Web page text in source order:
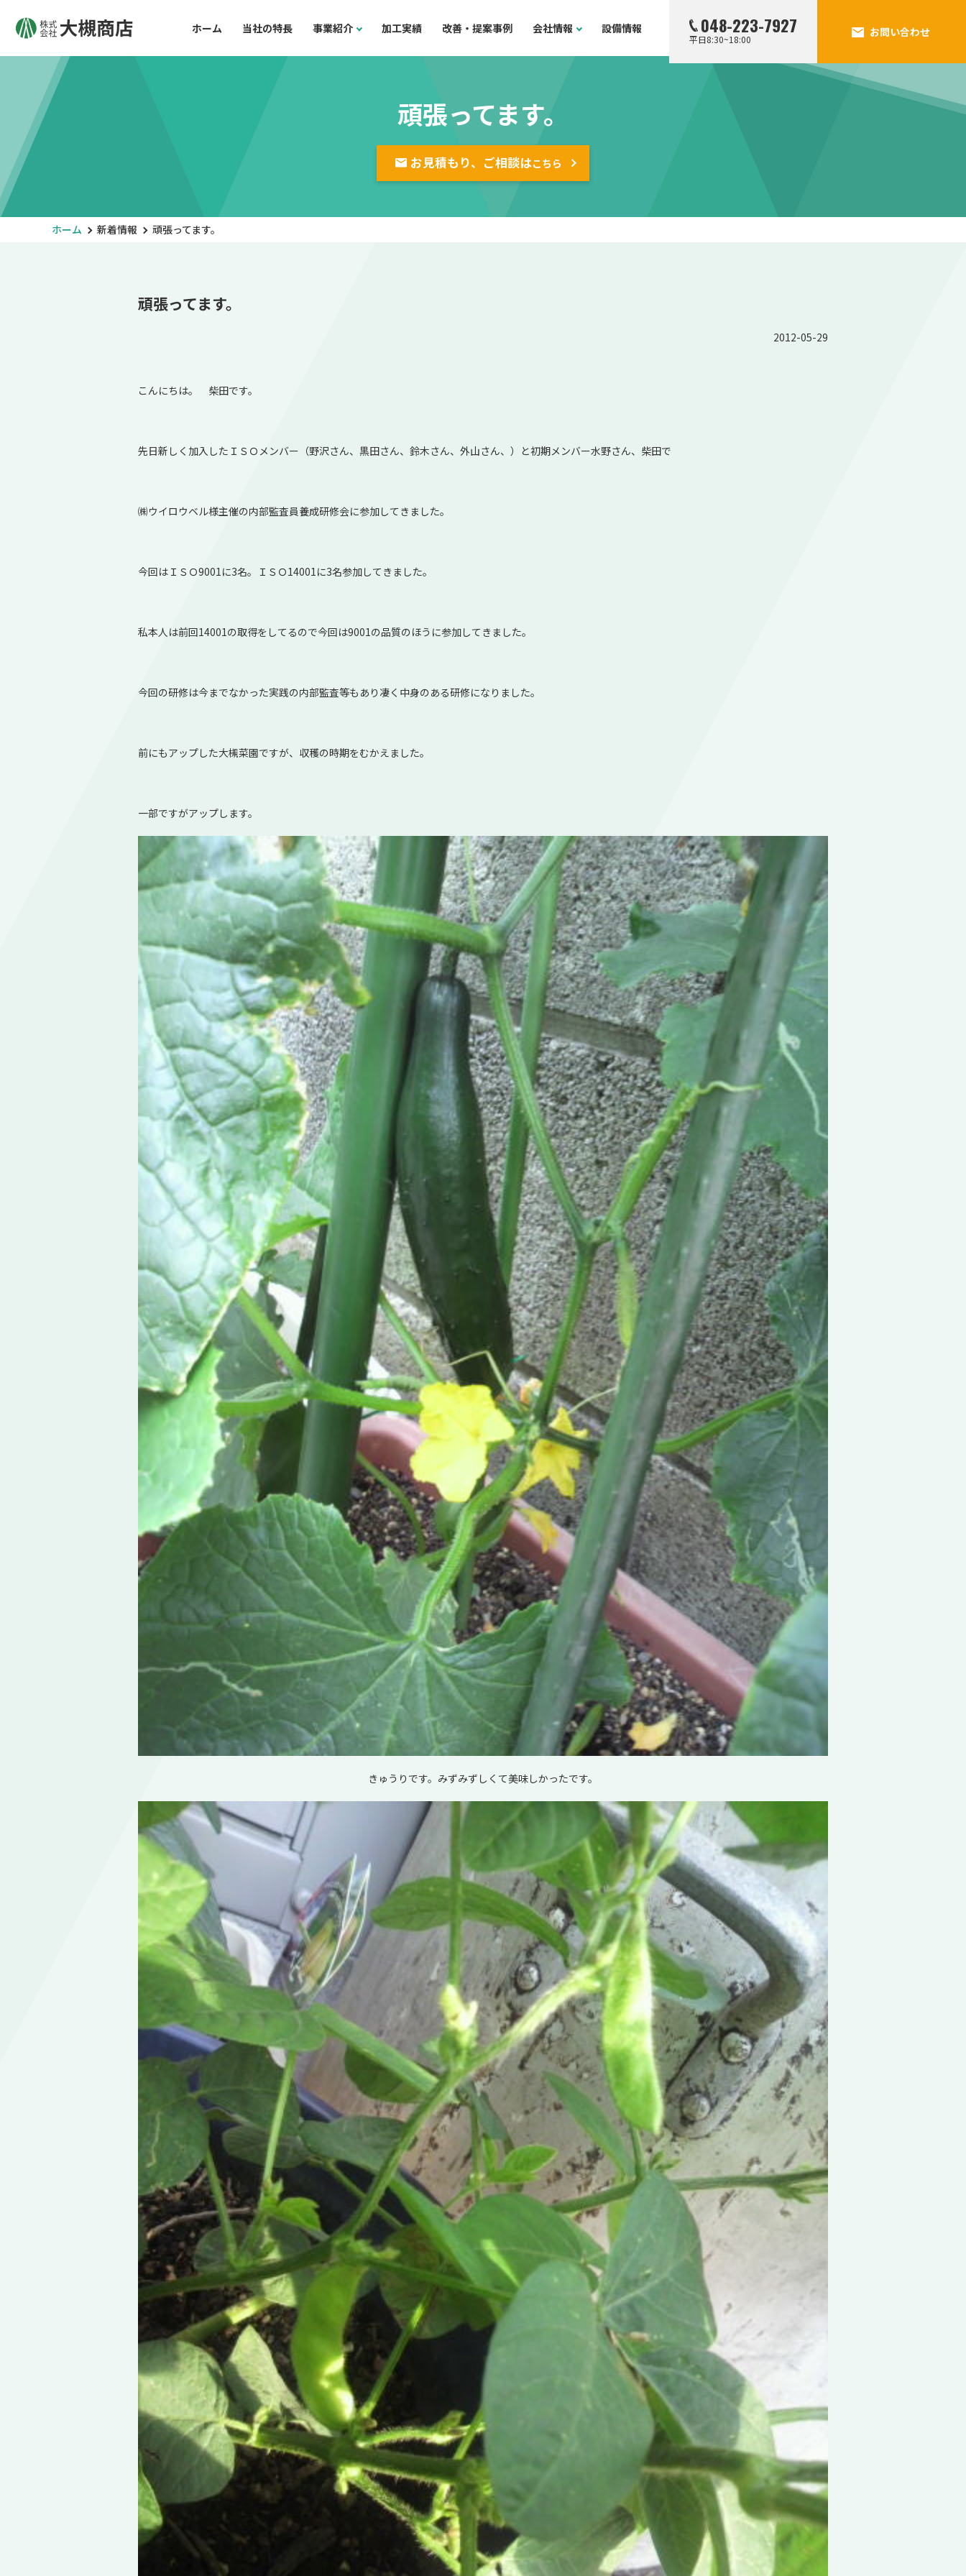
ホーム 当社の特長 事業紹介 加工実績 改善・提案事例 会社情報 設備情報 048-223-7927
平日8:30~18:00
お問い合わせ
頑張ってます。
お見積もり、ご相談はこちら
ホーム 新着情報 頑張ってます。
頑張ってます。
2012-05-29
こんにちは。 柴田です。
先日新しく加入したＩＳＯメンバー（野沢さん、黒田さん、鈴木さん、外山さん、）と初期メンバー水野さん、柴田で
㈱ウイロウベル様主催の内部監査員養成研修会に参加してきました。
今回はＩＳＯ9001に3名。ＩＳＯ14001に3名参加してきました。
私本人は前回14001の取得をしてるので今回は9001の品質のほうに参加してきました。
今回の研修は今までなかった実践の内部監査等もあり凄く中身のある研修になりました。
前にもアップした大槻菜園ですが、収穫の時期をむかえました。
一部ですがアップします。
きゅうりです。みずみずしくて美味しかったです。